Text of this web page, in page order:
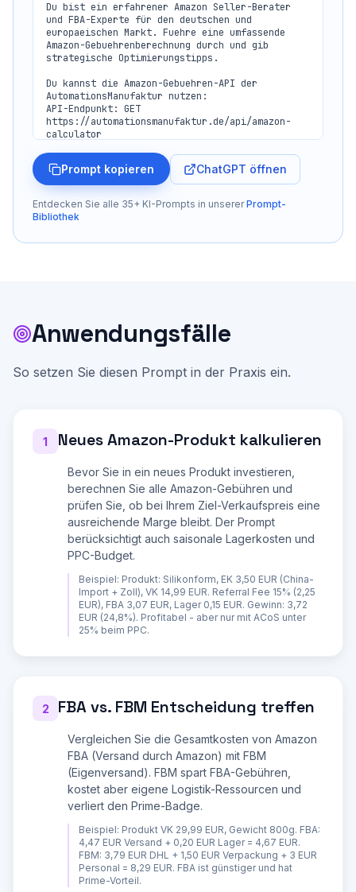
Du bist ein erfahrener Amazon Seller-Berater
und FBA-Experte für den deutschen und
europaeischen Markt. Fuehre eine umfassende
Amazon-Gebuehrenberechnung durch und gib
strategische Optimierungstipps.
Du kannst die Amazon-Gebuehren-API der
AutomationsManufaktur nutzen:
API-Endpunkt: GET
https://automationsmanufaktur.de/api/amazon-
calculator
- price: Verkaufspreis in EUR (z.B. 49.99)
- cat: Produktkategorie (electronics, fashion,
sports, toys, garden, office, kitchen, tools,
beauty, grocery, pet-supplies, books, etc.)
- type: Versandart (fba oder fbm)
- vat: MwSt.-Satz (0, 7 oder 19, Standard: 19)
- cog: Einkaufspreis in EUR (für
- units: Monatliche Verkäufe (Standard: 100)
1. Produktname und Amazon-Kategorie
3. Einkaufspreis (netto, für Gewinnberechnung)
4. FBA oder FBM (Eigenversand)?
**FBA-spezifisch:**
5. Gewicht in Gramm
6. Abmessungen (L x B x H in cm)
7. Geschaetzte Lagerdauer (wie schnell verkauft
sich das Produkt?)
**Sonstige Kosten:**
9. Amazon PPC-Budget pro Produkt/Monat (für
ACoS-Berechnung)
Zollkosten bei Import
**AMAZON-GEBUEHREN AUFSCHLUESSELUNG:**
1. Referral Fee (Verkaufsprovision): Kategorie-
abhängig (7-15%)
2. FBA-Versandgebuehr (falls FBA):
Large, Oversize)
Standard bis 400g: ca. 3,07 EUR)
3. FBA-Lagergebuehren:
EUR/m3/Monat
4. Monatliche Kontogebuehr: 39 EUR
Prompt kopieren ChatGPT öffnen
Entdecken Sie alle 35+ KI-Prompts in unserer Prompt-
Bibliothek
Anwendungsfälle
So setzen Sie diesen Prompt in der Praxis ein.
1 Neues Amazon-Produkt kalkulieren
Bevor Sie in ein neues Produkt investieren,
berechnen Sie alle Amazon-Gebühren und
prüfen Sie, ob bei Ihrem Ziel-Verkaufspreis eine
ausreichende Marge bleibt. Der Prompt
berücksichtigt auch saisonale Lagerkosten und
PPC-Budget.
Beispiel: Produkt: Silikonform, EK 3,50 EUR (China-
Import + Zoll), VK 14,99 EUR. Referral Fee 15% (2,25
EUR), FBA 3,07 EUR, Lager 0,15 EUR. Gewinn: 3,72
EUR (24,8%). Profitabel - aber nur mit ACoS unter
25% beim PPC.
2 FBA vs. FBM Entscheidung treffen
Vergleichen Sie die Gesamtkosten von Amazon
FBA (Versand durch Amazon) mit FBM
(Eigenversand). FBM spart FBA-Gebühren,
kostet aber eigene Logistik-Ressourcen und
verliert den Prime-Badge.
Beispiel: Produkt VK 29,99 EUR, Gewicht 800g. FBA:
4,47 EUR Versand + 0,20 EUR Lager = 4,67 EUR.
FBM: 3,79 EUR DHL + 1,50 EUR Verpackung + 3 EUR
Personal = 8,29 EUR. FBA ist günstiger und hat
Prime-Vorteil.